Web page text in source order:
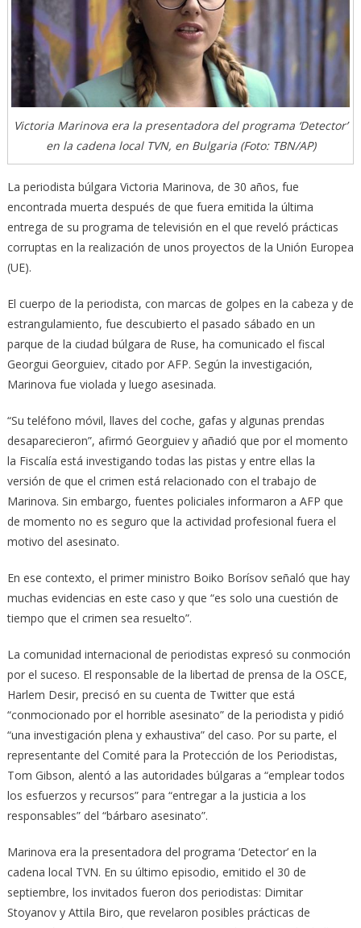
Victoria Marinova era la presentadora del programa ‘Detector’
en la cadena local TVN, en Bulgaria (Foto: TBN/AP)
La periodista búlgara Victoria Marinova, de 30 años, fue
encontrada muerta después de que fuera emitida la última
entrega de su programa de televisión en el que reveló prácticas
corruptas en la realización de unos proyectos de la Unión Europea
(UE).
El cuerpo de la periodista, con marcas de golpes en la cabeza y de
estrangulamiento, fue descubierto el pasado sábado en un
parque de la ciudad búlgara de Ruse, ha comunicado el fiscal
Georgui Georguiev, citado por AFP. Según la investigación,
Marinova fue violada y luego asesinada.
“Su teléfono móvil, llaves del coche, gafas y algunas prendas
desaparecieron”, afirmó Georguiev y añadió que por el momento
la Fiscalía está investigando todas las pistas y entre ellas la
versión de que el crimen está relacionado con el trabajo de
Marinova. Sin embargo, fuentes policiales informaron a AFP que
de momento no es seguro que la actividad profesional fuera el
motivo del asesinato.
En ese contexto, el primer ministro Boiko Borísov señaló que hay
muchas evidencias en este caso y que “es solo una cuestión de
tiempo que el crimen sea resuelto”.
La comunidad internacional de periodistas expresó su conmoción
por el suceso. El responsable de la libertad de prensa de la OSCE,
Harlem Desir, precisó en su cuenta de Twitter que está
“conmocionado por el horrible asesinato” de la periodista y pidió
“una investigación plena y exhaustiva” del caso. Por su parte, el
representante del Comité para la Protección de los Periodistas,
Tom Gibson, alentó a las autoridades búlgaras a “emplear todos
los esfuerzos y recursos” para “entregar a la justicia a los
responsables” del “bárbaro asesinato”.
Marinova era la presentadora del programa ‘Detector’ en la
cadena local TVN. En su último episodio, emitido el 30 de
septiembre, los invitados fueron dos periodistas: Dimitar
Stoyanov y Attila Biro, que revelaron posibles prácticas de